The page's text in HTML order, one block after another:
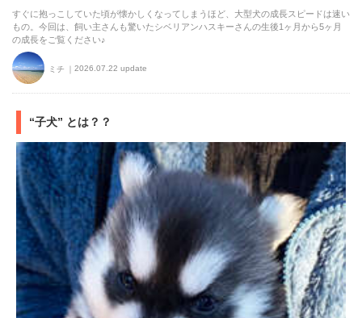
すぐに抱っこしていた頃が懐かしくなってしまうほど、大型犬の成長スピードは速い
もの。今回は、飼い主さんも驚いたシベリアンハスキーさんの生後1ヶ月から5ヶ月
の成長をご覧ください♪
ミチ 2026.07.22 update
“子犬” とは？？